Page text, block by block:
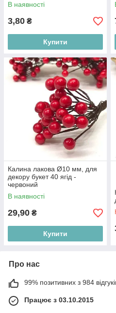
В наявності
3,80 ₴
Купити
Калина лакова Ø10 мм, для
декору букет 40 ягід -
червоний
В наявності
29,90 ₴
Купити
Про нас
99% позитивних з 984
Працює з 03.10.2015